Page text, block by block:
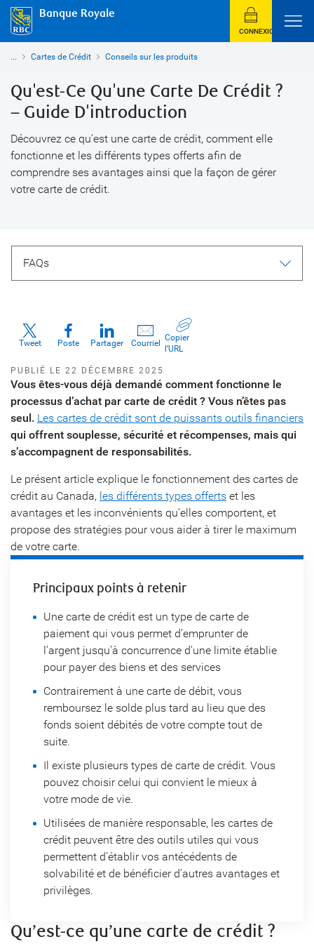
Banque Royale
CONNEXION
... Cartes de Crédit Conseils sur les produits
Qu'est-Ce Qu'une Carte De Crédit ?
– Guide D'introduction
Découvrez ce qu’est une carte de crédit, comment elle
fonctionne et les différents types offerts afin de
comprendre ses avantages ainsi que la façon de gérer
votre carte de crédit.
FAQs
Tweet Poste Partager Courriel
Copier
l’URL
PUBLIÉ LE 22 DÉCEMBRE 2025
Vous êtes-vous déjà demandé comment fonctionne le
processus d’achat par carte de crédit ? Vous n’êtes pas
seul. Les cartes de crédit sont de puissants outils financiers
qui offrent souplesse, sécurité et récompenses, mais qui
s’accompagnent de responsabilités.
Le présent article explique le fonctionnement des cartes de
crédit au Canada, les différents types offerts et les
avantages et les inconvénients qu’elles comportent, et
propose des stratégies pour vous aider à tirer le maximum
de votre carte.
Principaux points à retenir
Une carte de crédit est un type de carte de
paiement qui vous permet d’emprunter de
l’argent jusqu’à concurrence d’une limite établie
pour payer des biens et des services
Contrairement à une carte de débit, vous
remboursez le solde plus tard au lieu que des
fonds soient débités de votre compte tout de
suite.
Il existe plusieurs types de carte de crédit. Vous
pouvez choisir celui qui convient le mieux à
votre mode de vie.
Utilisées de manière responsable, les cartes de
crédit peuvent être des outils utiles qui vous
permettent d’établir vos antécédents de
solvabilité et de bénéficier d’autres avantages et
privilèges.
Qu’est-ce qu’une carte de crédit ?